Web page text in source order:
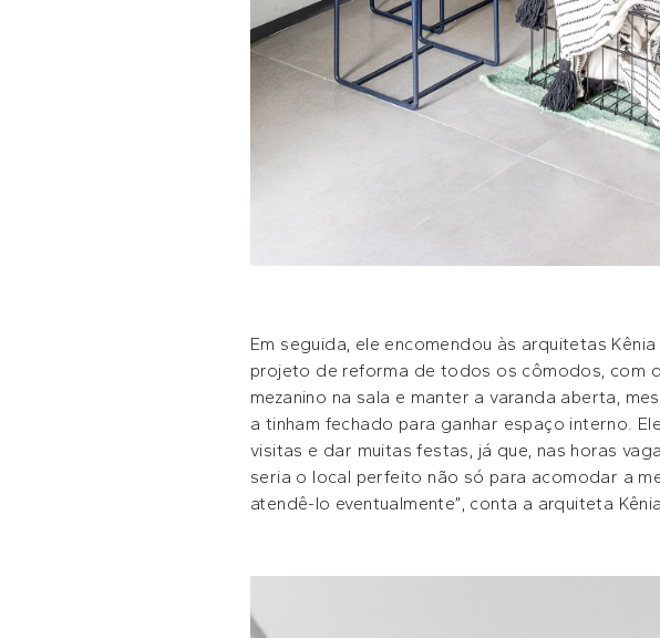
Em seguida, ele encomendou às arquitetas
projeto de reforma de todos os cômodos, com
mezanino na sala e manter a varanda aberta,
a tinham fechado para ganhar espaço interno.
visitas e dar muitas festas, já que, nas horas
seria o local perfeito não só para acomodar a
atendê-lo eventualmente”, conta a arquiteta